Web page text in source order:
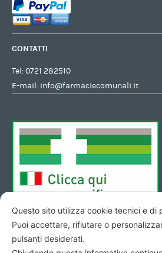
CONTATTI
Tel:0721 282510
E-mail: info@farmaciecomunali.it
Questo sito utilizza cookie tecnici e di
Puoi accettare, rifiutare o
pulsanti desiderati.